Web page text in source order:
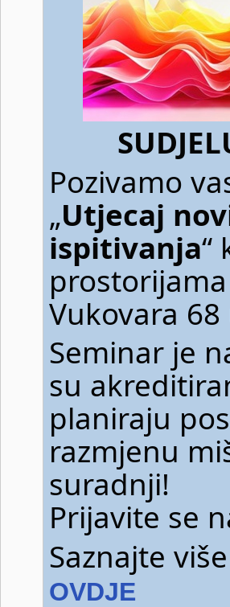
Pozivamo
„Utjecaj
ispitivanja“
Vukovara
Seminar je
su
planiraju
razmjenu
suradnji!
Prijavite se
Saznajte
OVDJE